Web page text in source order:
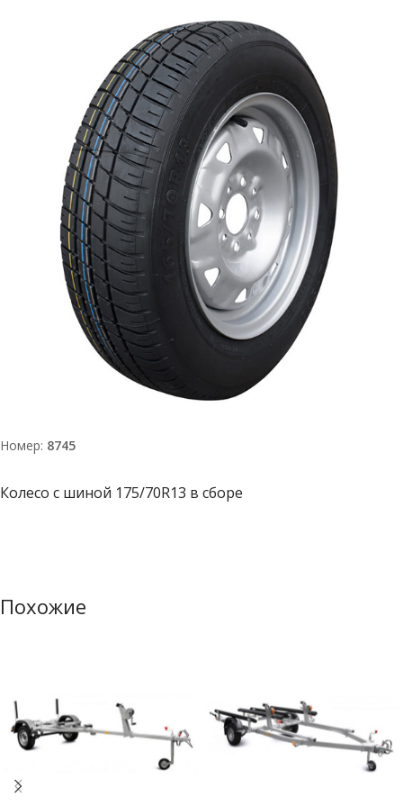
Номер: 8745
Колесо с шиной 175/70R13 в сборе
Похожие